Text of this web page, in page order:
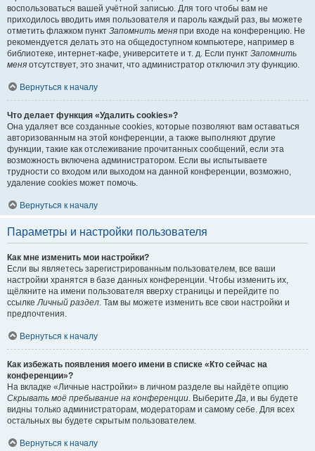
воспользоваться вашей учётной записью. Для того чтобы вам не
приходилось вводить имя пользователя и пароль каждый раз, вы можете
отметить флажком пункт Запомнить меня при входе на конференцию. Не
рекомендуется делать это на общедоступном компьютере, например в
библиотеке, интернет-кафе, университете и т. д. Если пункт Запомнить
меня отсутствует, это значит, что администратор отключил эту функцию.
Вернуться к началу
Что делает функция «Удалить cookies»?
Она удаляет все созданные cookies, которые позволяют вам оставаться
авторизованным на этой конференции, а также выполняют другие
функции, такие как отслеживание прочитанных сообщений, если эта
возможность включена администратором. Если вы испытываете
трудности со входом или выходом на данной конференции, возможно,
удаление cookies может помочь.
Вернуться к началу
Параметры и настройки пользователя
Как мне изменить мои настройки?
Если вы являетесь зарегистрированным пользователем, все ваши
настройки хранятся в базе данных конференции. Чтобы изменить их,
щёлкните на имени пользователя вверху страницы и перейдите по
ссылкеЛичный раздел. Там вы можете изменить все свои настройки и
предпочтения.
Вернуться к началу
Как избежать появления моего имени в списке «Кто сейчас на
конференции»?
На вкладке «Личные настройки» в личном разделе вы найдёте опцию
Скрывать моё пребывание на конференции. ВыберитеДа, и вы будете
видны только администраторам, модераторам и самому себе. Для всех
остальных вы будете скрытым пользователем.
Вернуться к началу